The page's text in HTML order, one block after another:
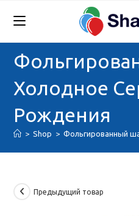
Холодное
Рождения
> Shop > Фольгированный
Предыдущий товар